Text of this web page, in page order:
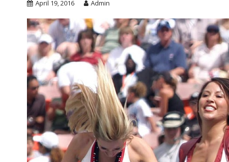
April 19, 2016 Admin